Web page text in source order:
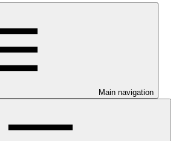
Main navigation